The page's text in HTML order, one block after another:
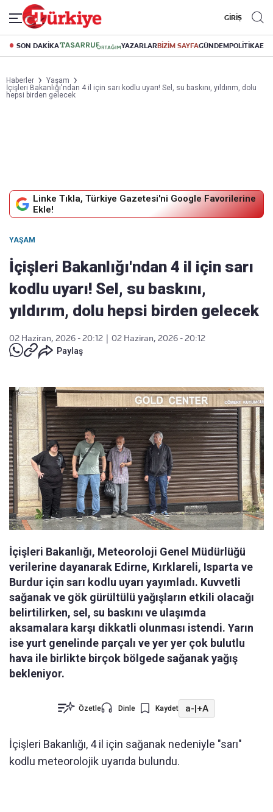
GİRİŞ
SON DAKİKA YAZARLARBİZİM SAYFAGÜNDEMPOLİTİKA
Haberler
Yaşam
İçişleri Bakanlığı'ndan 4 il için sarı kodlu uyarı! Sel, su baskını, yıldırım, dolu
hepsi birden gelecek
Linke Tıkla, Türkiye Gazetesi'ni Google Favorilerine
Ekle!
YAŞAM
İçişleri Bakanlığı'ndan 4 il için sarı
kodlu uyarı! Sel, su baskını,
yıldırım, dolu hepsi birden gelecek
02 Haziran, 2026 - 20:12
02 Haziran, 2026 - 20:12
Paylaş
İçişleri Bakanlığı, Meteoroloji Genel Müdürlüğü
verilerine dayanarak Edirne, Kırklareli, Isparta ve
Burdur için sarı kodlu uyarı yayımladı. Kuvvetli
sağanak ve gök gürültülü yağışların etkili olacağı
belirtilirken, sel, su baskını ve ulaşımda
aksamalara karşı dikkatli olunması istendi. Yarın
ise yurt genelinde parçalı ve yer yer çok bulutlu
hava ile birlikte birçok bölgede sağanak yağış
bekleniyor.
Özetle Dinle Kaydet a-|+A
İçişleri Bakanlığı, 4 il için sağanak nedeniyle "sarı"
kodlu meteorolojik uyarıda bulundu.